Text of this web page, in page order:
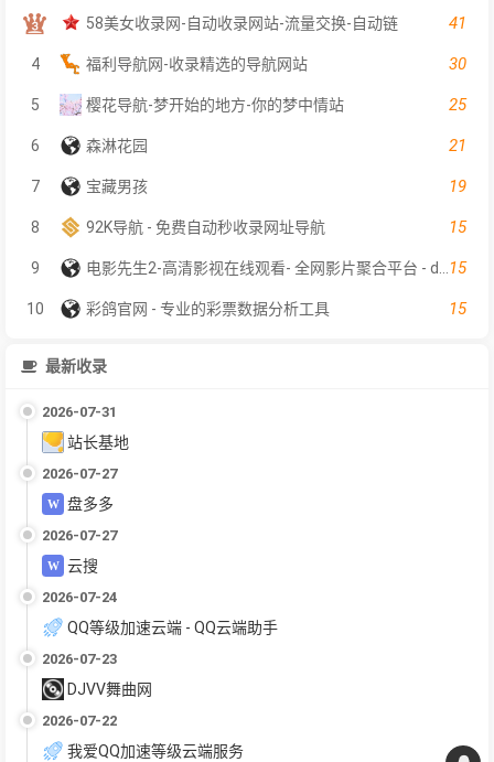
58美女收录网-自动收录网站-流量交换-自动链 41
4 福利导航网-收录精选的导航网站 30
5 樱花导航-梦开始的地方-你的梦中情站 25
6 森淋花园 21
7 宝藏男孩 19
8 92K导航 - 免费自动秒收录网址导航 15
9 15
10 彩鸽官网 - 专业的彩票数据分析工具 15
最新收录
2026-07-31
站长基地
2026-07-27
盘多多
2026-07-27
云搜
2026-07-24
QQ等级加速云端 - QQ云端助手
2026-07-23
DJVV舞曲网
2026-07-22
我爱QQ加速等级云端服务